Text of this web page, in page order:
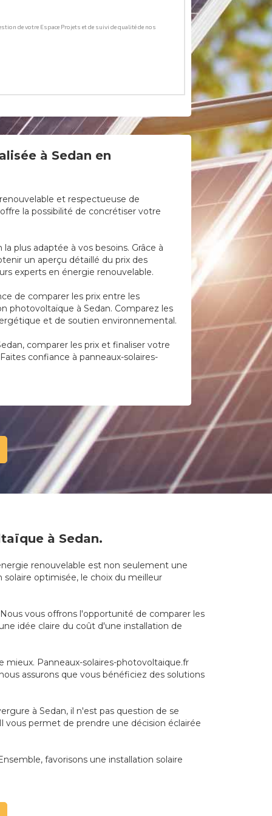
à Sedan en
et respectueuse de
la possibilité de concrétiser votre
plus adaptée à vos besoins. Grâce à
un aperçu détaillé du prix des
experts en énergie renouvelable.
de comparer les prix entre les
photovoltaïque à Sedan. Comparez les
et de soutien environnemental.
comparer les prix et finaliser votre
confiance à panneaux-solaires-
à Sedan.
renouvelable est non seulement une
optimisée, le choix du meilleur
vous offrons l'opportunité de comparer les
idée claire du coût d'une installation de
mieux. Panneaux-solaires-photovoltaique.fr
assurons que vous bénéficiez des solutions
à Sedan, il n'est pas question de se
vous permet de prendre une décision éclairée
favorisons une installation solaire